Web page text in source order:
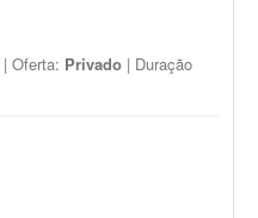
| Oferta: Privado | Duração